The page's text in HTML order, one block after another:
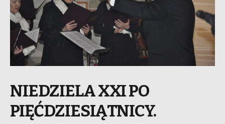
NIEDZIELA XXI PO
PIĘĆDZIESIĄTNICY.